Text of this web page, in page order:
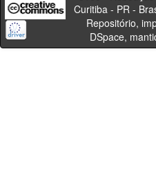
Curitiba -
Repositório,
DSpace,